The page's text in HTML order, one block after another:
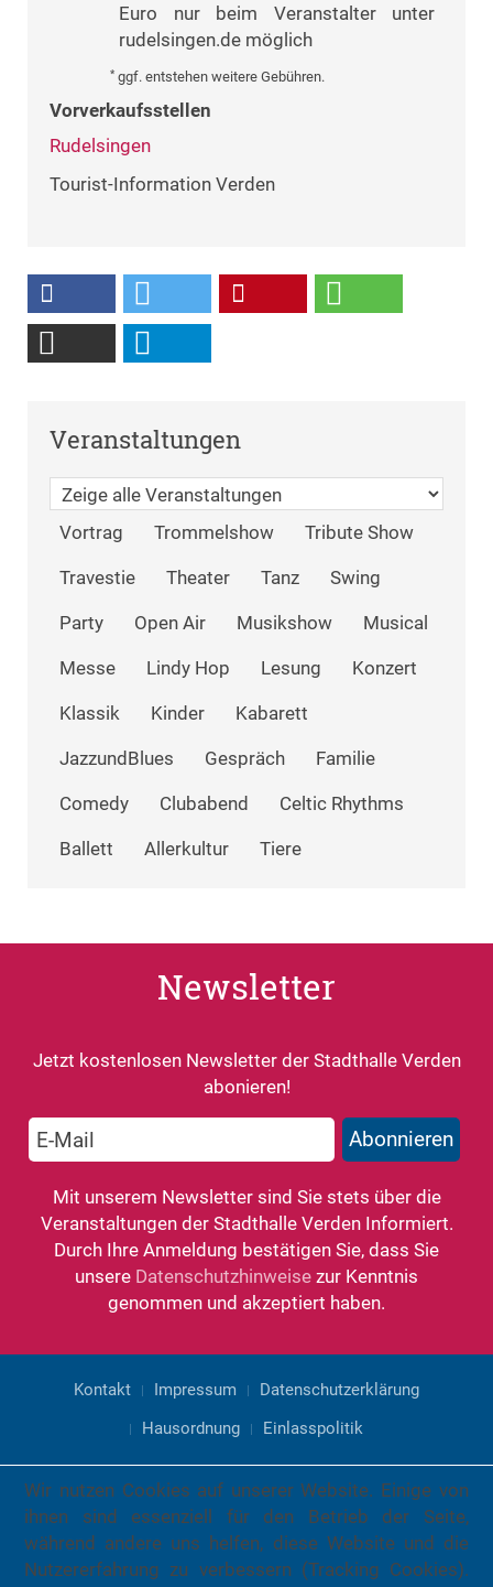
Euro nur beim Veranstalter unter
rudelsingen.de möglich
* ggf. entstehen weitere Gebühren.
Vorverkaufsstellen
Rudelsingen
Tourist-Information Verden
Veranstaltungen
Vortrag Trommelshow Tribute Show
Travestie Theater Tanz Swing
Party Open Air Musikshow Musical
Messe Lindy Hop Lesung Konzert
Klassik Kinder Kabarett
JazzundBlues Gespräch Familie
Comedy Clubabend Celtic Rhythms
Ballett Allerkultur Tiere
Newsletter
Jetzt kostenlosen Newsletter der Stadthalle Verden
abonieren!
Mit unserem Newsletter sind Sie stets über die
Veranstaltungen der Stadthalle Verden Informiert.
Durch Ihre Anmeldung bestätigen Sie, dass Sie
unsere Datenschutzhinweise zur Kenntnis
genommen und akzeptiert haben.
Kontakt Impressum
Datenschutzerklärung
Hausordnung
Einlasspolitik
Wir nutzen Cookies auf unserer Website. Einige von
ihnen sind essenziell für den Betrieb der Seite,
während andere uns helfen, diese Website und die
Nutzererfahrung zu verbessern (Tracking Cookies).